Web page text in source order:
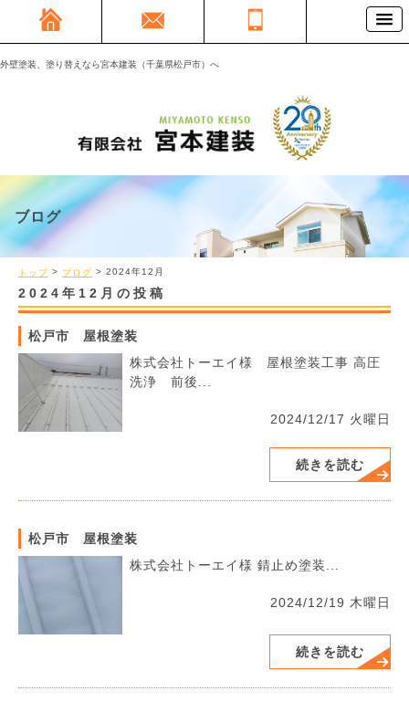
外壁塗装、塗り替えなら宮本建装（千葉県松戸市）へ
ブログ
トップ > ブログ > 2024年12月
2024年12月の投稿
松戸市 屋根塗装
株式会社トーエイ様 屋根塗装工事 高圧
洗浄 前後...
2024/12/17 火曜日
続きを読む
松戸市 屋根塗装
株式会社トーエイ様 錆止め塗装...
2024/12/19 木曜日
続きを読む